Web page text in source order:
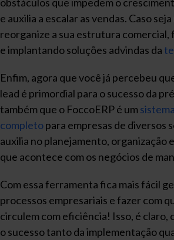
obstáculos que impedem o
e auxilia a escalar as vendas. Caso
reorganize a sua estrutura comercial,
e implantando soluções advindas da
Enfim, agora que você já percebeu
lead é primordial para o sucesso da
também que o FoccoERP é um
completopara empresas de diversos
auxilia no planejamento, organização
que acontece com os negócios de
Com essa ferramenta fica mais fácil
processos empresariais e fazer com
circulem com eficiência! Isso, é claro,
o sucesso tanto da implementação